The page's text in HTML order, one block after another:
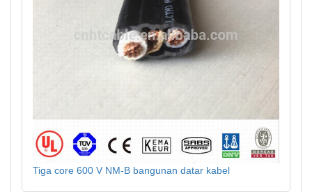
Tiga core 600 V NM-B bangunan datar kabel